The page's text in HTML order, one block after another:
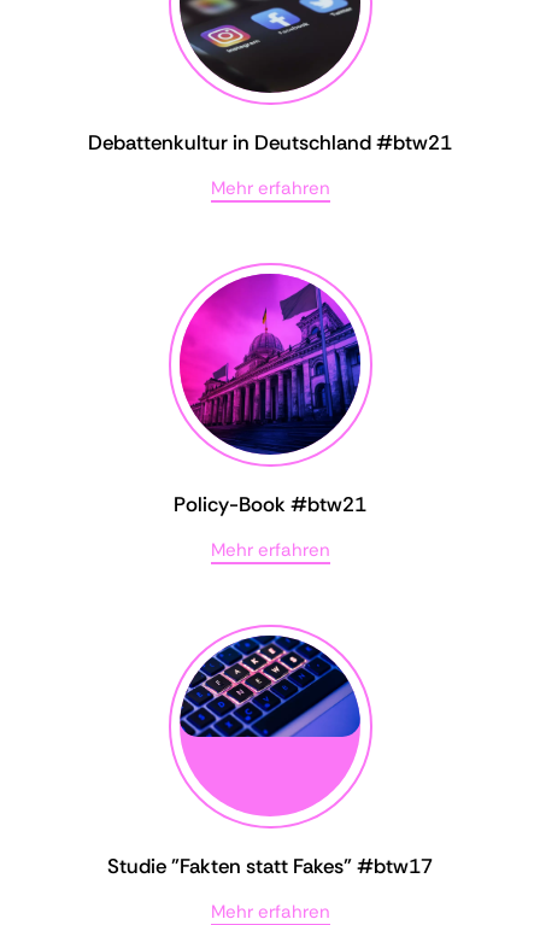
Debattenkultur in Deutschland #btw21
Mehr erfahren
Policy-Book #btw21
Mehr erfahren
Studie "Fakten statt Fakes" #btw17
Mehr erfahren